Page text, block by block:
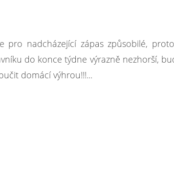
pro nadcházející zápas způsobilé,
do konce týdne výrazně nezhorší,
domácí výhrou!!!...